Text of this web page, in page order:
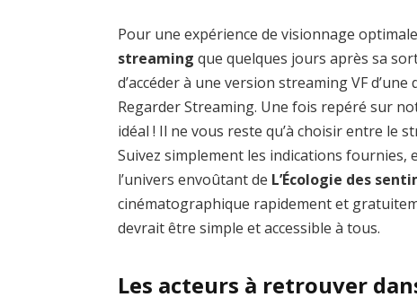
Pour une expérience de visionnage
streaming que quelques jours après sa
d’accéder à une version streaming VF
Regarder Streaming. Une fois repéré sur
idéal ! Il ne vous reste qu’à choisir entre le
Suivez simplement les indications fournies,
l’univers envoûtant de L’Écologie des
cinématographique rapidement et
devrait être simple et accessible à tous.
Les acteurs à retrouver